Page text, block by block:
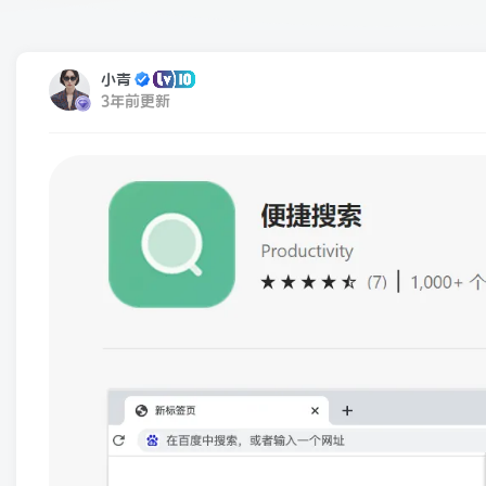
小青
3年前更新